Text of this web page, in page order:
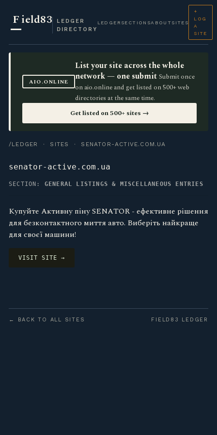
Field83
LEDGER
DIRECTORY
LEDGER SECTIONSABOUT SITES
+
LOG
A
SITE
AIO.ONLINE
List your site across the whole
network — one submit Submit once
on aio.online and get listed on 500+ web
directories at the same time.
Get listed on 500+ sites →
/LEDGER · SITES · SENATOR-ACTIVE.COM.UA
senator-active.com.ua
SECTION: GENERAL LISTINGS & MISCELLANEOUS ENTRIES
Купуйте Активну піну SENATOR - ефективне рішення
для безконтактного миття авто. Виберіть найкраще
для своєї машини!
VISIT SITE →
← BACK TO ALL SITES FIELD83 LEDGER